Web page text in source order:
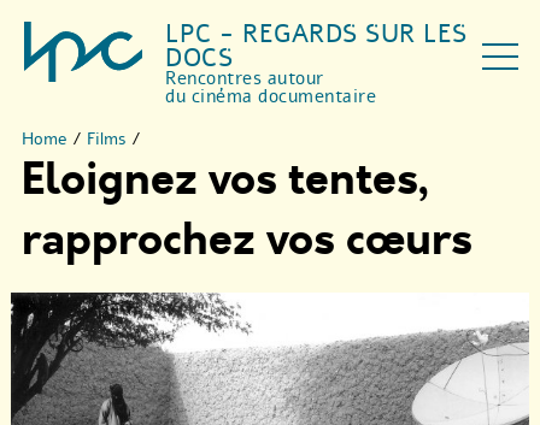
LPC - REGARDS SUR LES
DOCS
Rencontres autour
du cinéma documentaire
Home / Films /
Eloignez vos tentes,
rapprochez vos cœurs